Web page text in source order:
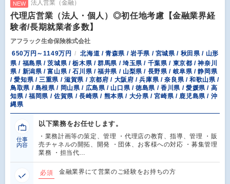
NEW 法人営業（金融）
代理店営業（法人・個人）◎初任地考慮【金融業界経
験者/長期就業者多数】
アフラック生命保険株式会社
650万円～1149万円
北海道 / 青森県 / 岩手県 / 宮城県 / 秋田県 / 山形
県 / 福島県 / 茨城県 / 栃木県 / 群馬県 / 埼玉県 / 千葉県 / 東京都 / 神奈川
県 / 新潟県 / 富山県 / 石川県 / 福井県 / 山梨県 / 長野県 / 岐阜県 / 静岡県
/ 愛知県 / 三重県 / 滋賀県 / 京都府 / 大阪府 / 兵庫県 / 奈良県 / 和歌山県 /
鳥取県 / 島根県 / 岡山県 / 広島県 / 山口県 / 徳島県 / 香川県 / 愛媛県 / 高
知県 / 福岡県 / 佐賀県 / 長崎県 / 熊本県 / 大分県 / 宮崎県 / 鹿児島県 / 沖
縄県
仕事
内容
以下業務をお任せします。
・業務計画等の策定、管理 ・代理店の教育、指導、管理 ・販
売チャネルの開拓、開発 ・団体、お客様への対応 ・募集管理
業務 ・担当代…
必須 金融業界にて営業のご経験をお持ちの方